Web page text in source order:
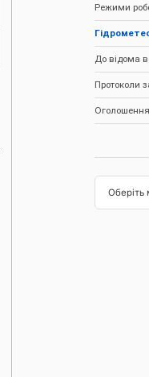
Режими
До відома
Протоколи
Оголошення